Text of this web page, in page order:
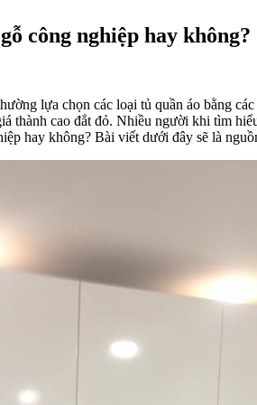
công nghiệp hay không?
lựa chọn các loại tủ quần áo bằng
thành cao đắt đỏ. Nhiều người khi tìm
hay không? Bài viết dưới đây sẽ là